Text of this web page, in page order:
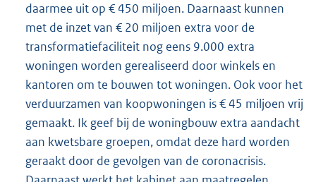
daarmee uit op € 450 miljoen. Daarnaast kunnen
met de inzet van € 20 miljoen extra voor de
transformatiefaciliteit nog eens 9.000 extra
woningen worden gerealiseerd door winkels en
kantoren om te bouwen tot woningen. Ook voor het
verduurzamen van koopwoningen is € 45 miljoen vrij
gemaakt. Ik geef bij de woningbouw extra aandacht
aan kwetsbare groepen, omdat deze hard worden
geraakt door de gevolgen van de coronacrisis.